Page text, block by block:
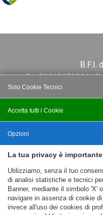
B.F.I.
P.I.: 01613171204 |
Po 13E, 40139,
444638 |
La tua privacy è
Utilizziamo, senza il tuo
di analisi statistiche e tecnici
Banner, mediante il simbolo 'X'
navigare in assenza di cookie
invece all'uso dei cookies di
Accetta tutti i Cookie
Solo Cookie Tecnici
Salva
Opzioni
Nascondi Opzioni